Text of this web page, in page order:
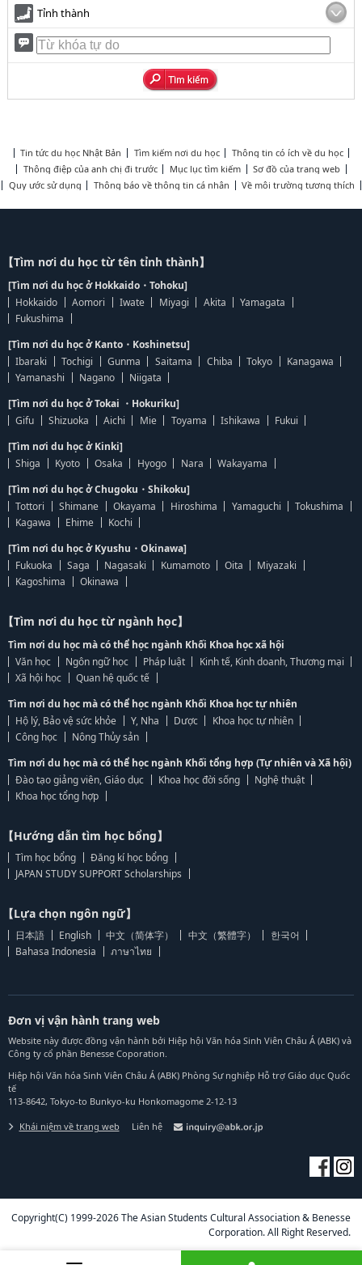
Tỉnh thành
Tin tức du học Nhật Bản Tìm kiếm nơi du học
Thông tin có ích về du học
Thông điệp của anh chị đi trước
Mục lục tìm kiếm
Sơ đồ của trang web
Quy ước sử dụng
Thông báo về thông tin cá nhân Về môi trường tương thích
【Tìm nơi du học từ tên tỉnh thành】
[Tìm nơi du học ở Hokkaido・Tohoku]
Hokkaido
Aomori Iwate Miyagi Akita
Yamagata
Fukushima
[Tìm nơi du học ở Kanto・Koshinetsu]
Ibaraki
Tochigi Gunma Saitama Chiba Tokyo
Kanagawa
Yamanashi
Nagano
Niigata
[Tìm nơi du học ở Tokai ・Hokuriku]
Gifu
Shizuoka Aichi Mie Toyama Ishikawa
Fukui
[Tìm nơi du học ở Kinki]
Shiga
Kyoto Osaka Hyogo Nara
Wakayama
[Tìm nơi du học ở Chugoku・Shikoku]
Tottori
Shimane Okayama Hiroshima Yamaguchi
Tokushima
Kagawa
Ehime
Kochi
[Tìm nơi du học ở Kyushu・Okinawa]
Fukuoka
Saga Nagasaki Kumamoto Oita
Miyazaki
Kagoshima
Okinawa
【Tìm nơi du học từ ngành học】
Tìm nơi du học mà có thể học ngành Khối Khoa học xã hội
Văn học
Ngôn ngữ học Pháp luật
Kinh tế, Kinh doanh, Thương mại
Xã hội học
Quan hệ quốc tế
Tìm nơi du học mà có thể học ngành Khối Khoa học tự nhiên
Hộ lý, Bảo vệ sức khỏe
Y, Nha Dược
Khoa học tự nhiên
Công học
Nông Thủy sản
Tìm nơi du học mà có thể học ngành Khối tổng hợp (Tự nhiên và Xã hội)
Đào tạo giảng viên, Giáo dục
Khoa học đời sống
Nghệ thuật
Khoa học tổng hợp
【Hướng dẫn tìm học bổng】
Tìm học bổng
Đăng kí học bổng
JAPAN STUDY SUPPORT Scholarships
【Lựa chọn ngôn ngữ】
日本語 English 中文（简体字） 中文（繁體字）
한국어
Bahasa Indonesia
ภาษาไทย
Đơn vị vận hành trang web
Website này được đồng vận hành bởi Hiệp hội Văn hóa Sinh Viên Châu Á (ABK) và
Công ty cổ phần Benesse Coporation.
Hiệp hội Văn hóa Sinh Viên Châu Á (ABK) Phòng Sự nghiệp Hỗ trợ Giáo dục Quốc
tế
113-8642, Tokyo-to Bunkyo-ku Honkomagome 2-12-13
Khái niệm về trang web Liên hệ
Copyright(C) 1999-2026 The Asian Students Cultural Association & Benesse
Corporation. All Right Reserved.